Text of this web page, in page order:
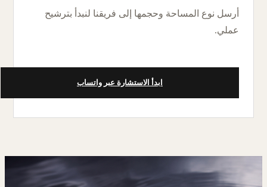
أرسل نوع المساحة وحجمها إلى فريقنا لنبدأ بترشيح
عملي.
ابدأ الاستشارة عبر واتساب